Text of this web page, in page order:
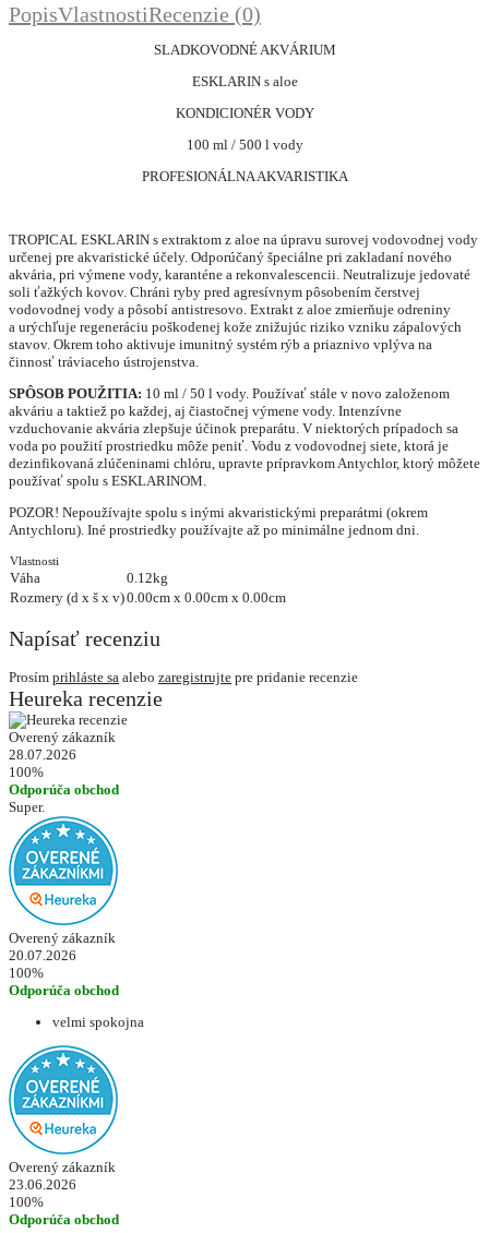
PopisVlastnostiRecenzie (0)
SLADKOVODNÉ AKVÁRIUM
ESKLARIN s aloe
KONDICIONÉR VODY
100 ml / 500 l vody
PROFESIONÁLNA AKVARISTIKA
TROPICAL ESKLARIN s extraktom z aloe na úpravu surovej vodovodnej vody
určenej pre akvaristické účely. Odporúčaný špeciálne pri zakladaní nového
akvária, pri výmene vody, karanténe a rekonvalescencii. Neutralizuje jedovaté
soli ťažkých kovov. Chráni ryby pred agresívnym pôsobením čerstvej
vodovodnej vody a pôsobí antistresovo. Extrakt z aloe zmierňuje odreniny
a urýchľuje regeneráciu poškodenej kože znižujúc riziko vzniku zápalových
stavov. Okrem toho aktivuje imunitný systém rýb a priaznivo vplýva na
činnosť tráviaceho ústrojenstva.
SPÔSOB POUŽITIA: 10 ml / 50 l vody. Používať stále v novo založenom
akváriu a taktiež po každej, aj čiastočnej výmene vody. Intenzívne
vzduchovanie akvária zlepšuje účinok preparátu. V niektorých prípadoch sa
voda po použití prostriedku môže peniť. Vodu z vodovodnej siete, ktorá je
dezinfikovaná zlúčeninami chlóru, upravte prípravkom Antychlor, ktorý môžete
používať spolu s ESKLARINOM.
POZOR! Nepoužívajte spolu s inými akvaristickými preparátmi (okrem
Antychloru). Iné prostriedky používajte až po minimálne jednom dni.
Vlastnosti
Váha
0.12kg
Rozmery (d x š x v)0.00cm x 0.00cm x 0.00cm
Napísať recenziu
Prosím prihláste sa alebo zaregistrujte pre pridanie recenzie
Heureka recenzie
Overený zákazník
28.07.2026
100%
Odporúča obchod
Super.
Overený zákazník
20.07.2026
100%
Odporúča obchod
velmi spokojna
Overený zákazník
23.06.2026
100%
Odporúča obchod